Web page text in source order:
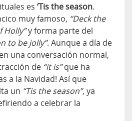
es ‘Tis the season.
muy famoso, “Deck the
Holly”y forma parte del
to be jolly”. Aunque a día de
una conversación normal,
de “it is”que ha
a la Navidad! Así que
un “Tis the season”, ya
a celebrar la